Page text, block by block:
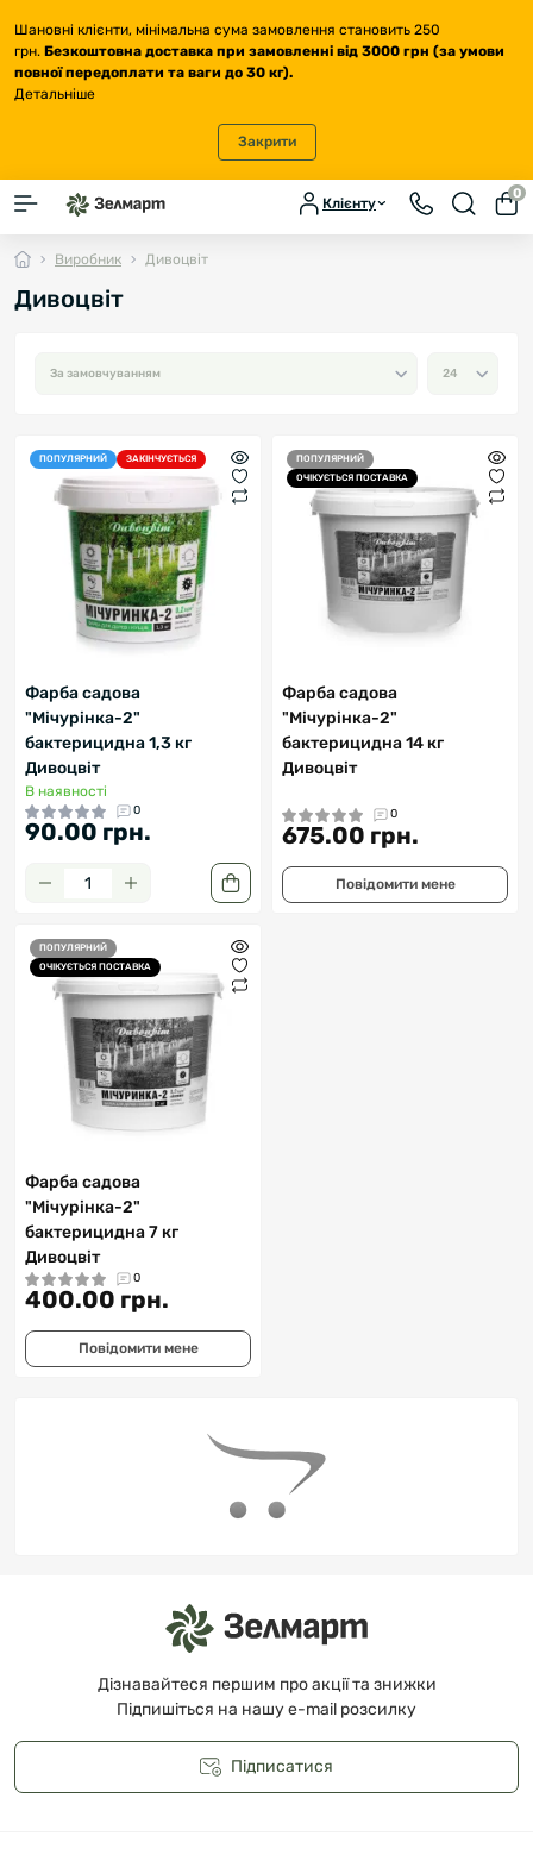
Шановні клієнти, мінімальна сума замовлення становить 250
грн. Безкоштовна доставка при замовленні від 3000 грн (за умови
повної передоплати та ваги до 30 кг).
Детальніше
Закрити
Клієнту
0
Виробник Дивоцвіт
Дивоцвіт
ПОПУЛЯРНИЙ ЗАКІНЧУЄТЬСЯ
Фарба садова
"Мічурінка-2"
бактерицидна 1,3 кг
Дивоцвіт
В наявності
0
90.00 грн.
ПОПУЛЯРНИЙ
ОЧІКУЄТЬСЯ ПОСТАВКА
Фарба садова
"Мічурінка-2"
бактерицидна 14 кг
Дивоцвіт
0
675.00 грн.
Повідомити мене
ПОПУЛЯРНИЙ
ОЧІКУЄТЬСЯ ПОСТАВКА
Фарба садова
"Мічурінка-2"
бактерицидна 7 кг
Дивоцвіт
0
400.00 грн.
Повідомити мене
Дізнавайтеся першим про акції та знижки
Підпишіться на нашу e-mail розсилку
Підписатися